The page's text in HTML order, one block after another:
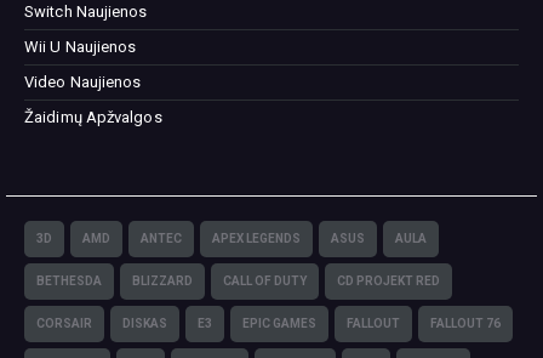
Switch Naujienos
Wii U Naujienos
Video Naujienos
Žaidimų Apžvalgos
3D AMD ANTEC APEX LEGENDS ASUS AULA
BETHESDA BLIZZARD CALL OF DUTY CD PROJEKT RED
CORSAIR DISKAS E3 EPIC GAMES FALLOUT FALLOUT 76